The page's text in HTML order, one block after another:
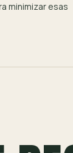
minimizar esas